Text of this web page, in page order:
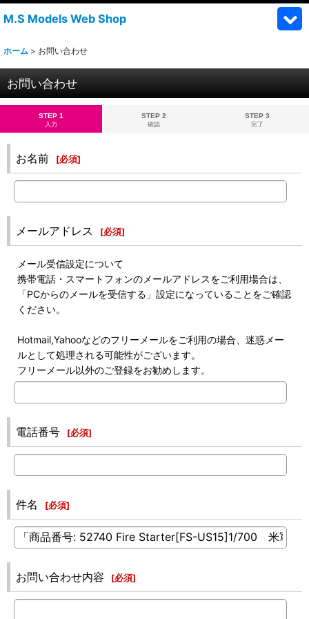
M.S Models Web Shop
ホーム > お問い合わせ
お問い合わせ
STEP 1
入力
STEP 2
確認
STEP 3
完了
お名前 [必須]
メールアドレス [必須]
メール受信設定について
携帯電話・スマートフォンのメールアドレスをご利用場合は、
「PCからのメールを受信する」設定になっていることをご確認
ください。
Hotmail,Yahooなどのフリーメールをご利用の場合、迷惑メー
ルとして処理される可能性がございます。
フリーメール以外のご登録をお勧めします。
電話番号 [必須]
件名 [必須]
お問い合わせ内容 [必須]